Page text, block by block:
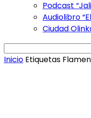
Podcast
Audiolibro
Ciudad
Inicio Etiquetas